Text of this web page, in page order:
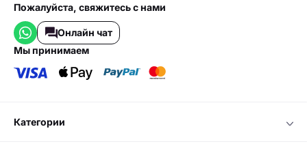
Пожалуйста, свяжитесь с нами
Онлайн чат
мы принимаем
категории